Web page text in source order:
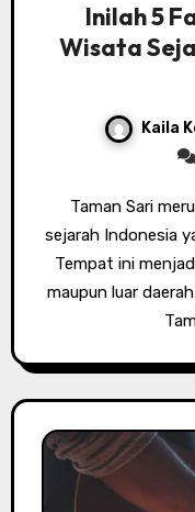
Inilah 5
Wisata
Kaila
Taman Sari merupakan salah satu objek wisata
sejarah Indonesia
Tempat ini
maupun luar